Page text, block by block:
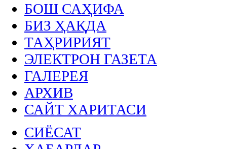
БОШ САҲИФА
БИЗ ҲАҚДА
ТАҲРИРИЯТ
ЭЛЕКТРОН ГАЗЕТА
ГАЛЕРЕЯ
АРХИВ
САЙТ ХАРИТАСИ
СИЁСАТ